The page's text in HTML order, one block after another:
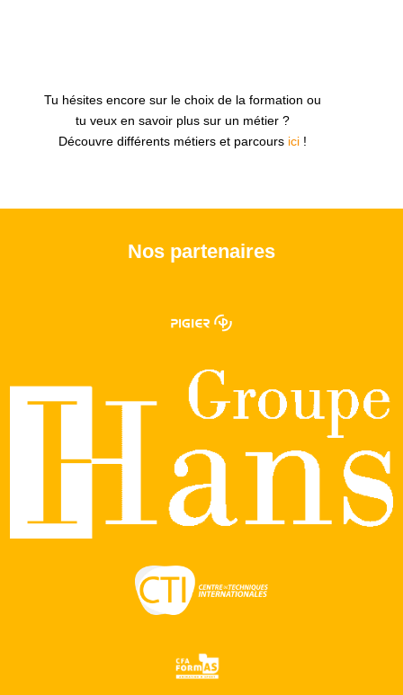
Tu hésites encore sur le choix de la formation ou
tu veux en savoir plus sur un métier ?
Découvre différents métiers et parcours ici!
Nos partenaires